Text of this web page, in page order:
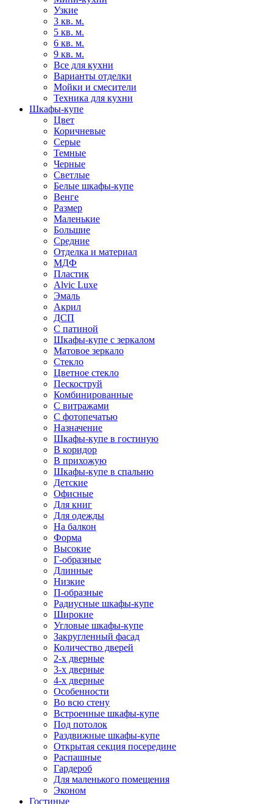
Узкие
3 кв. м.
5 кв. м.
6 кв. м.
9 кв. м.
Все для кухни
Варианты отделки
Мойки и смесители
Техника для кухни
Шкафы-купе
Цвет
Коричневые
Серые
Темные
Черные
Светлые
Белые шкафы-купе
Венге
Размер
Маленькие
Большие
Средние
Отделка и материал
МДФ
Пластик
Alvic Luxe
Эмаль
Акрил
ДСП
С патиной
Шкафы-купе с зеркалом
Матовое зеркало
Стекло
Цветное стекло
Пескоструй
Комбинированные
С витражами
С фотопечатью
Назначение
Шкафы-купе в гостиную
В коридор
В прихожую
Шкафы-купе в спальню
Детские
Офисные
Для книг
Для одежды
На балкон
Форма
Высокие
Г-образные
Длинные
Низкие
П-образные
Радиусные шкафы-купе
Широкие
Угловые шкафы-купе
Закругленный фасад
Количество дверей
2-х дверные
3-х дверные
4-х дверные
Особенности
Во всю стену
Встроенные шкафы-купе
Под потолок
Раздвижные шкафы-купе
Открытая секция посередине
Распашные
Гардероб
Для маленького помещения
Эконом
Гостиные